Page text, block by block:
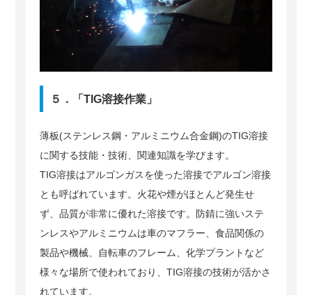
５．「TIG溶接作業」
薄板(ステンレス鋼・アルミニウム合金鋼)のTIG溶接
に関する技能・技術、関連知識を学びます。
TIG溶接はアルゴンガスを使った溶接でアルゴン溶接
とも呼ばれています。火花や煙がほとんど発生せ
ず、品質が非常に優れた溶接です。防錆に強いステ
ンレスやアルミニウムは車のマフラー、食品関係の
製品や機械、自転車のフレーム、化学プラントなど
様々な場所で使われており、TIG溶接の技術が活かさ
れています。